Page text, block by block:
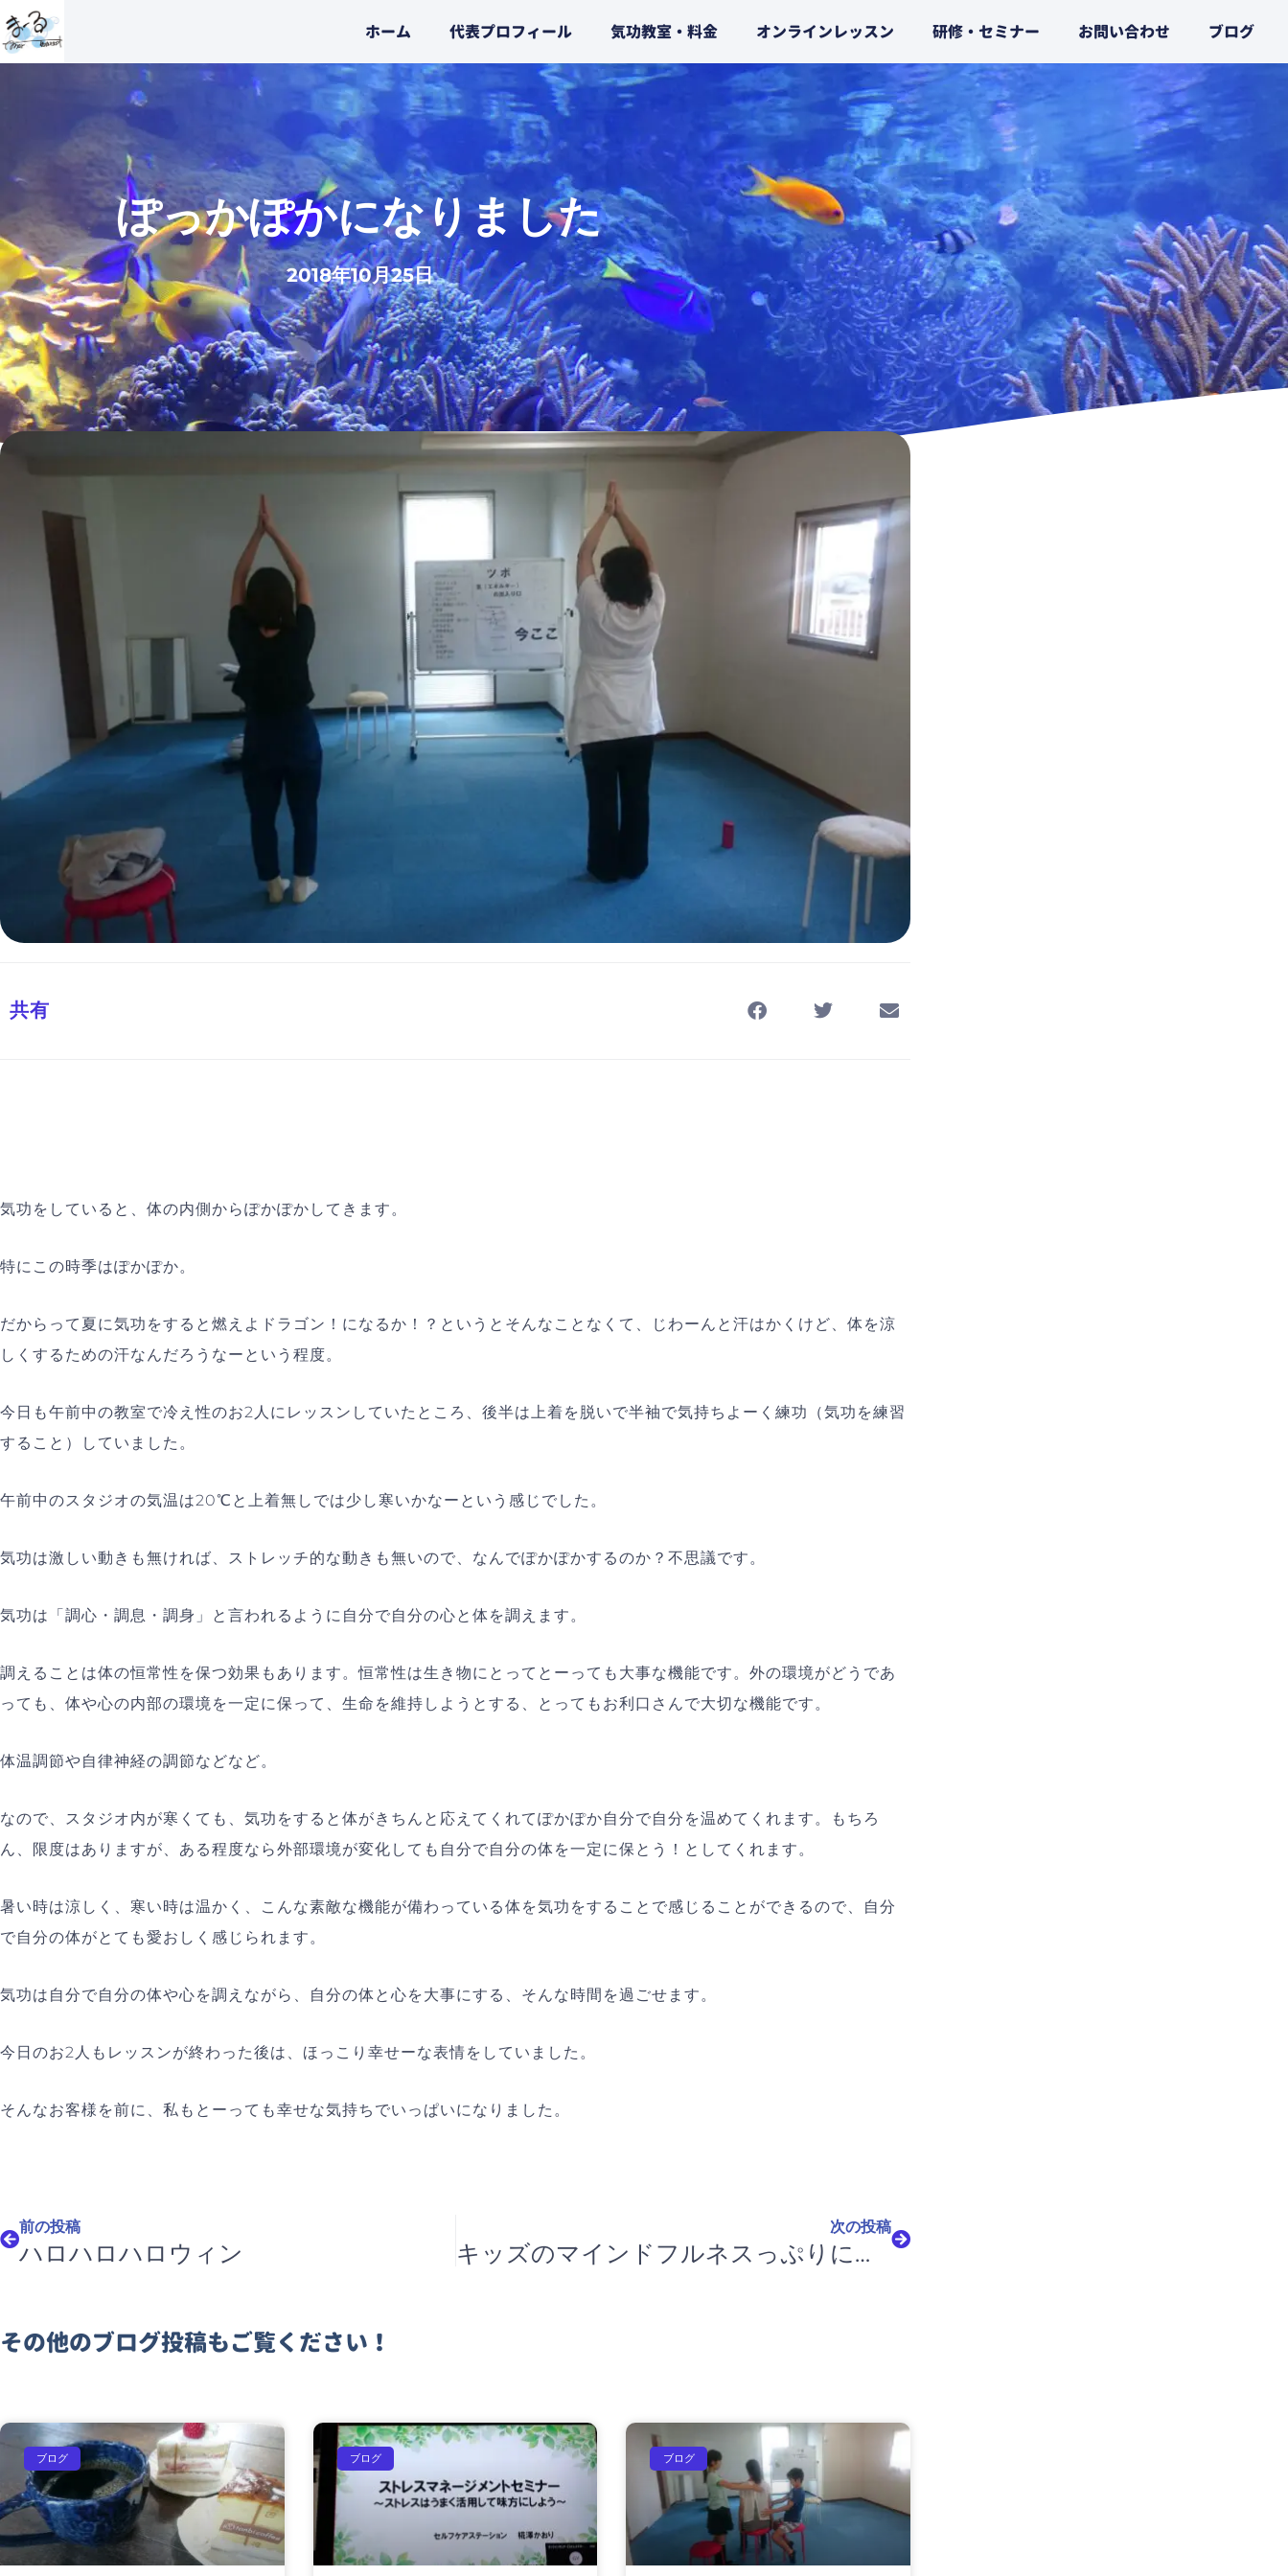
内
容
を
ホーム 代表プロフィール 気功教室・料金 オンラインレッスン 研修・セミナー お問い合わせ ブログ
ぽっかぽかになりました
2018年10月25日
共有
気功をしていると、体の内側からぽかぽかしてきます。
特にこの時季はぽかぽか。
だからって夏に気功をすると燃えよドラゴン！になるか！？というとそんなことなくて、じわーんと汗はかくけど、体を涼
しくするための汗なんだろうなーという程度。
今日も午前中の教室で冷え性のお2人にレッスンしていたところ、後半は上着を脱いで半袖で気持ちよーく練功（気功を練習
すること）していました。
午前中のスタジオの気温は20℃と上着無しでは少し寒いかなーという感じでした。
気功は激しい動きも無ければ、ストレッチ的な動きも無いので、なんでぽかぽかするのか？不思議です。
気功は「調心・調息・調身」と言われるように自分で自分の心と体を調えます。
調えることは体の恒常性を保つ効果もあります。恒常性は生き物にとってとーっても大事な機能です。外の環境がどうであ
っても、体や心の内部の環境を一定に保って、生命を維持しようとする、とってもお利口さんで大切な機能です。
体温調節や自律神経の調節などなど。
なので、スタジオ内が寒くても、気功をすると体がきちんと応えてくれてぽかぽか自分で自分を温めてくれます。もちろ
ん、限度はありますが、ある程度なら外部環境が変化しても自分で自分の体を一定に保とう！としてくれます。
暑い時は涼しく、寒い時は温かく、こんな素敵な機能が備わっている体を気功をすることで感じることができるので、自分
で自分の体がとても愛おしく感じられます。
気功は自分で自分の体や心を調えながら、自分の体と心を大事にする、そんな時間を過ごせます。
今日のお2人もレッスンが終わった後は、ほっこり幸せーな表情をしていました。
そんなお客様を前に、私もとーっても幸せな気持ちでいっぱいになりました。
前の投稿
ハロハロハロウィン
次の投稿
キッズのマインドフルネスっぷりに脱帽！
その他のブログ投稿もご覧ください！
ブログ ブログ ブログ